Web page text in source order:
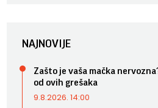
NAJNOVIJE
Zašto je vaša mačka
od ovih grešaka
9.8.2026. 14:00